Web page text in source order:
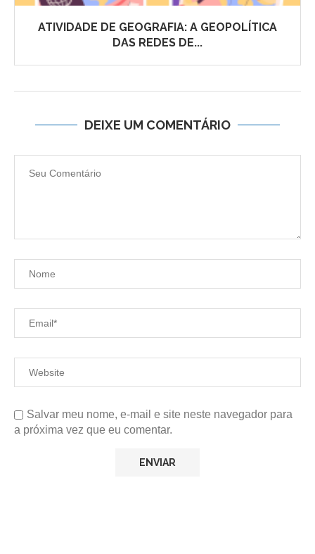
ATIVIDADE DE GEOGRAFIA: A GEOPOLÍTICA
DAS REDES DE...
DEIXE UM COMENTÁRIO
Salvar meu nome, e-mail e site neste navegador para
a próxima vez que eu comentar.